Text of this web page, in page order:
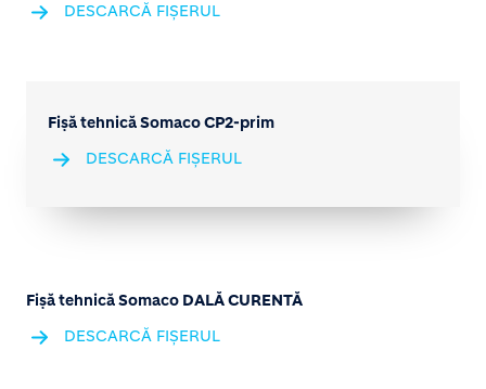
DESCARCĂ FIȘERUL
Fișă tehnică Somaco CP2-prim
DESCARCĂ FIȘERUL
Fișă tehnică Somaco DALĂ CURENTĂ
DESCARCĂ FIȘERUL